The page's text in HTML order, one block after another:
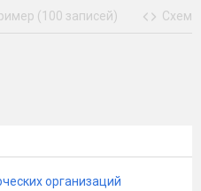
(100 записей) Схема
организаций